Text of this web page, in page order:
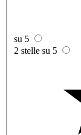
su 5
2 stelle su 5